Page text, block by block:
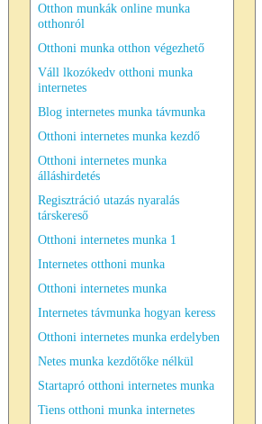
Otthon munkák online munka
otthonról
Otthoni munka otthon végezhető
Váll lkozókedv otthoni munka
internetes
Blog internetes munka távmunka
Otthoni internetes munka kezdő
Otthoni internetes munka
álláshirdetés
Regisztráció utazás nyaralás
társkereső
Otthoni internetes munka 1
Internetes otthoni munka
Otthoni internetes munka
Internetes távmunka hogyan keress
Otthoni internetes munka erdelyben
Netes munka kezdőtőke nélkül
Startapró otthoni internetes munka
Tiens otthoni munka internetes